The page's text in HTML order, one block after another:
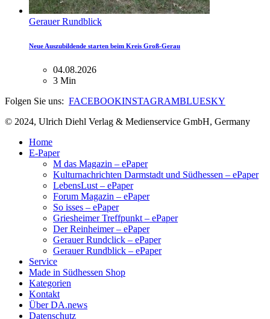
Gerauer Rundblick
Neue Auszubildende starten beim Kreis Groß-Gerau
04.08.2026
3 Min
Folgen Sie uns: FACEBOOKINSTAGRAMBLUESKY
© 2024, Ulrich Diehl Verlag & Medienservice GmbH, Germany
Home
E-Paper
M das Magazin – ePaper
Kulturnachrichten Darmstadt und Südhessen – ePaper
LebensLust – ePaper
Forum Magazin – ePaper
So isses – ePaper
Griesheimer Treffpunkt – ePaper
Der Reinheimer – ePaper
Gerauer Rundclick – ePaper
Gerauer Rundblick – ePaper
Service
Made in Südhessen Shop
Kategorien
Kontakt
Über DA.news
Datenschutz